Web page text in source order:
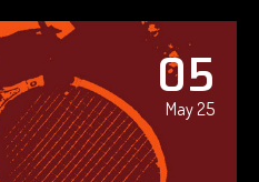
05
May 25